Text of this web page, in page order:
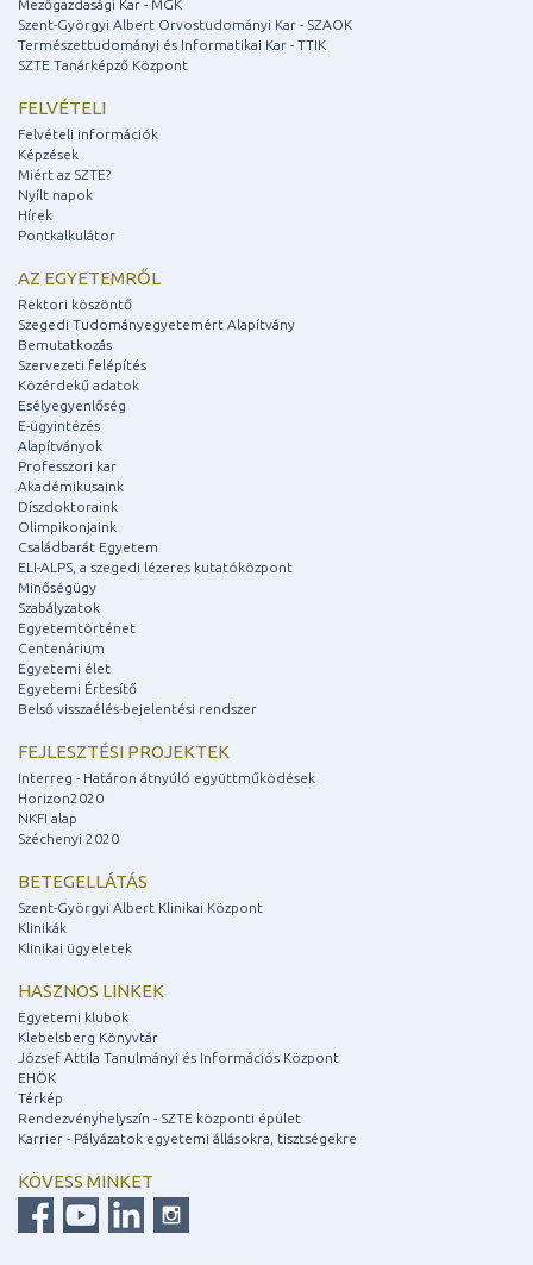
Mezőgazdasági Kar - MGK
Szent-Györgyi Albert Orvostudományi Kar - SZAOK
Természettudományi és Informatikai Kar - TTIK
SZTE Tanárképző Központ
FELVÉTELI
Felvételi információk
Képzések
Miért az SZTE?
Nyílt napok
Hírek
Pontkalkulátor
AZ EGYETEMRŐL
Rektori köszöntő
Szegedi Tudományegyetemért Alapítvány
Bemutatkozás
Szervezeti felépítés
Közérdekű adatok
Esélyegyenlőség
E-ügyintézés
Alapítványok
Professzori kar
Akadémikusaink
Díszdoktoraink
Olimpikonjaink
Családbarát Egyetem
ELI-ALPS, a szegedi lézeres kutatóközpont
Minőségügy
Szabályzatok
Egyetemtörténet
Centenárium
Egyetemi élet
Egyetemi Értesítő
Belső visszaélés-bejelentési rendszer
FEJLESZTÉSI PROJEKTEK
Interreg - Határon átnyúló együttműködések
Horizon2020
NKFI alap
Széchenyi 2020
BETEGELLÁTÁS
Szent-Györgyi Albert Klinikai Központ
Klinikák
Klinikai ügyeletek
HASZNOS LINKEK
Egyetemi klubok
Klebelsberg Könyvtár
József Attila Tanulmányi és Információs Központ
EHÖK
Térkép
Rendezvényhelyszín - SZTE központi épület
Karrier - Pályázatok egyetemi állásokra, tisztségekre
KÖVESS MINKET